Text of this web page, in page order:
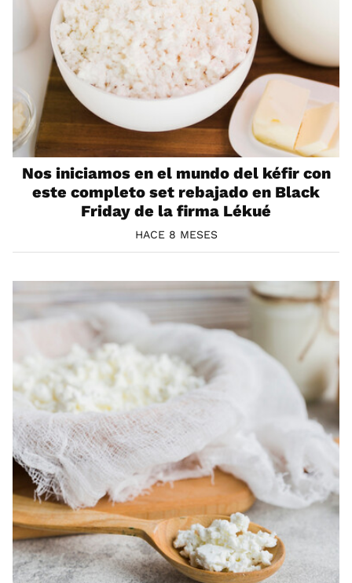
Nos iniciamos en el mundo del kéfir con
este completo set rebajado en Black
Friday de la firma Lékué
HACE 8 MESES